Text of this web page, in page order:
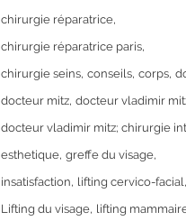
chirurgie réparatrice
chirurgie réparatrice paris
chirurgie seins conseils corps
docteur mitz docteur vladimir
docteur vladimir mitz; chirurgie
esthetique greffe du visage
insatisfaction lifting cervico-facial
Lifting du visage lifting